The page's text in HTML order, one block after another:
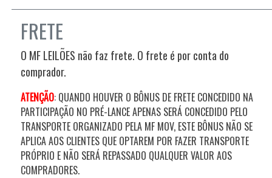
FRETE
O MF LEILÕES não faz frete. O frete é por conta do
comprador.
ATENÇÃO: QUANDO HOUVER O BÔNUS DE FRETE CONCEDIDO NA
PARTICIPAÇÃO NO PRÉ-LANCE APENAS SERÁ CONCEDIDO PELO
TRANSPORTE ORGANIZADO PELA MF MOV, ESTE BÔNUS NÃO SE
APLICA AOS CLIENTES QUE OPTAREM POR FAZER TRANSPORTE
PRÓPRIO E NÃO SERÁ REPASSADO QUALQUER VALOR AOS
COMPRADORES.